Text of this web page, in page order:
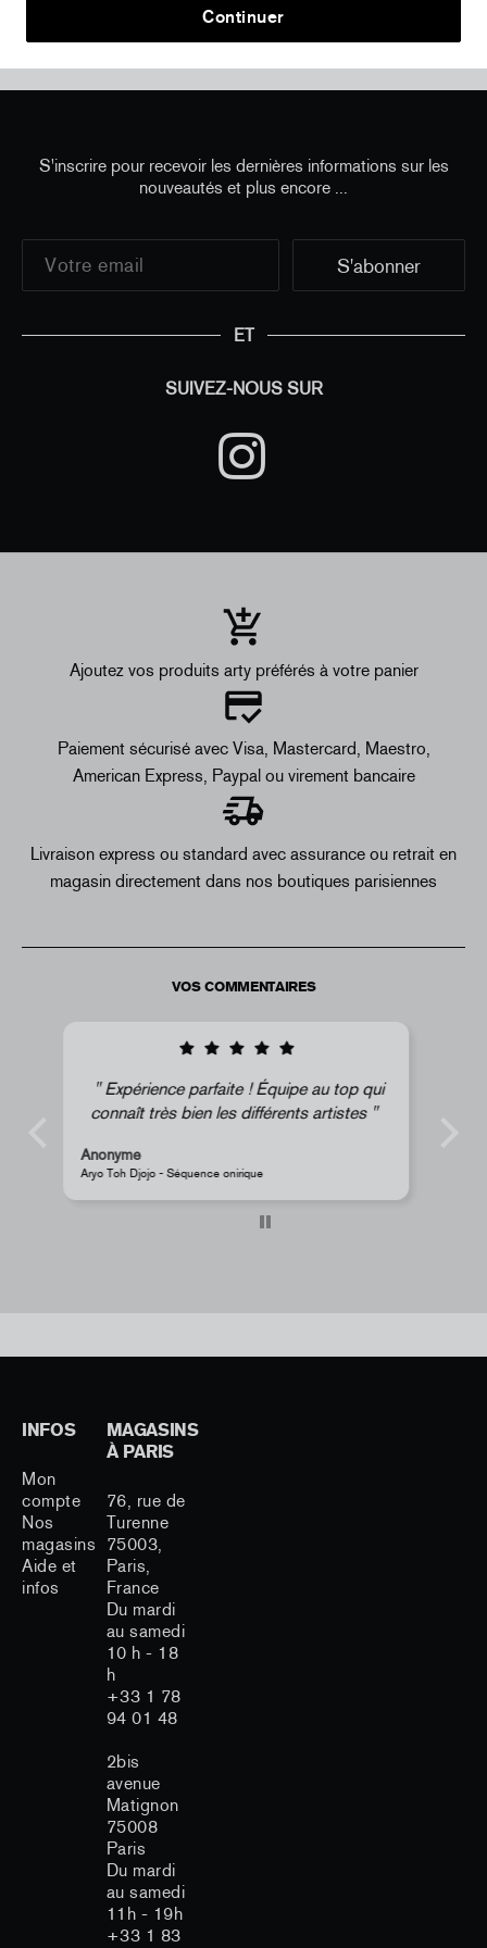
JR x Au Vieux Campeur - La Caverne du
S'inscrire pour recevoir les dernières informations sur les
nouveautés et plus encore ...
ET
SUIVEZ-NOUS SUR
Ajoutez vos produits arty préférés à votre panier
Paiement sécurisé avec Visa, Mastercard, Maestro,
American Express, Paypal ou virement bancaire
Livraison express ou standard avec assurance ou retrait en
magasin directement dans nos boutiques parisiennes
VOS COMMENTAIRES
Super !
Anonyme
JR - Aimant classique « La Caverne du Pont-Neuf »
INFOS
Mon
compte
Nos
magasins
Aide et
infos
MAGASINS
À PARIS
76, rue de
Turenne
75003,
Paris,
France
Du mardi
au samedi
10 h - 18
h
+33 1 78
94 01 48
2bis
avenue
Matignon
75008
Paris
Du mardi
au samedi
11h - 19h
+33 1 83
Continuer